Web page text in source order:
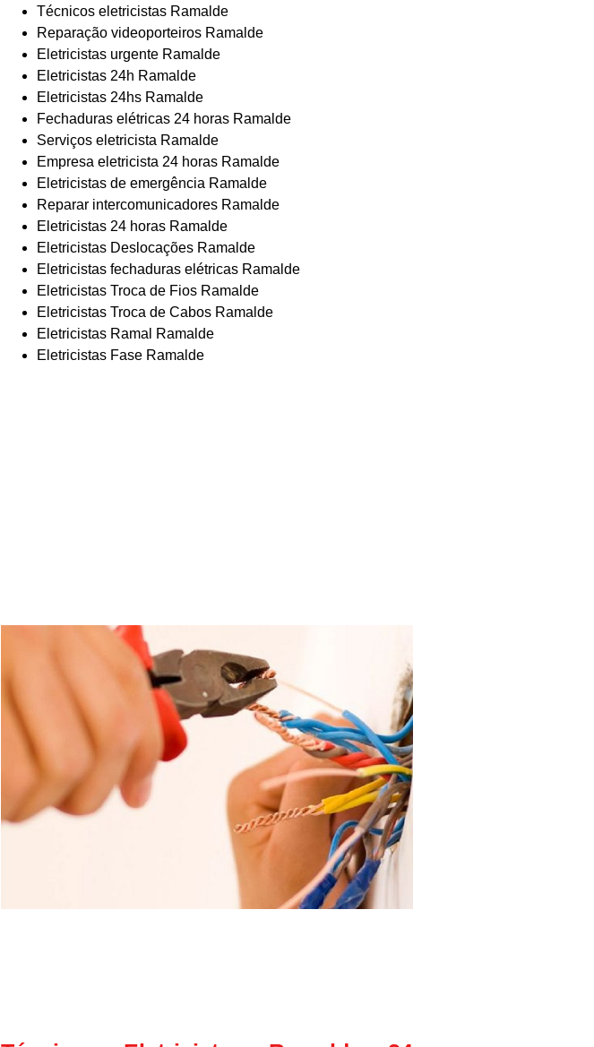
Técnicos eletricistas Ramalde
Reparação videoporteiros Ramalde
Eletricistas urgente Ramalde
Eletricistas 24h Ramalde
Eletricistas 24hs Ramalde
Fechaduras elétricas 24 horas Ramalde
Serviços eletricista Ramalde
Empresa eletricista 24 horas Ramalde
Eletricistas de emergência Ramalde
Reparar intercomunicadores Ramalde
Eletricistas 24 horas Ramalde
Eletricistas Deslocações Ramalde
Eletricistas fechaduras elétricas Ramalde
Eletricistas Troca de Fios Ramalde
Eletricistas Troca de Cabos Ramalde
Eletricistas Ramal Ramalde
Eletricistas Fase Ramalde